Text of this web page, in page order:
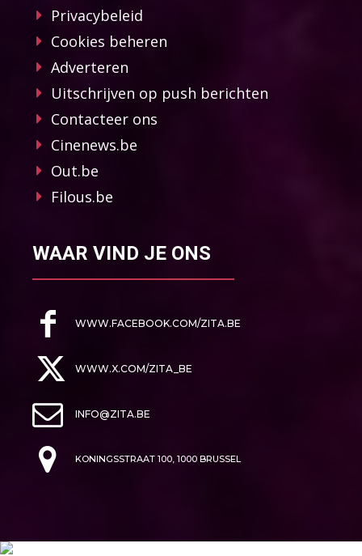
Privacybeleid
Cookies beheren
Adverteren
Uitschrijven op push berichten
Contacteer ons
Cinenews.be
Out.be
Filous.be
WAAR VIND JE ONS
WWW.FACEBOOK.COM/ZITA.BE
WWW.X.COM/ZITA_BE
INFO@ZITA.BE
KONINGSSTRAAT 100, 1000 BRUSSEL